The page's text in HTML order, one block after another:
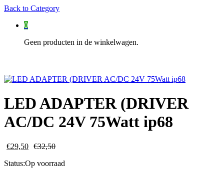
Back to Category
0
Geen producten in de winkelwagen.
LED ADAPTER (DRIVER
AC/DC 24V 75Watt ip68
€29,50 €32,50
Status:Op voorraad